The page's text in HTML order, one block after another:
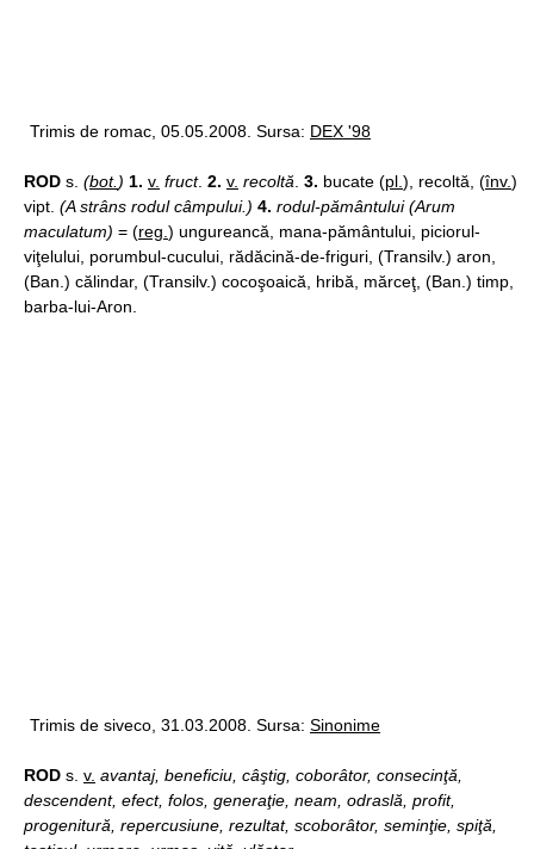
Trimis de romac, 05.05.2008. Sursa: DEX '98
ROD s. (bot. ) 1. v. fruct. 2. v. recoltă 3. bucate (pl. ), recoltă, (înv.)
vipt. (A strâns rodul câmpului.) 4. rodul-pământului (Arum
maculatum) = (reg. ) ungureancă, mana-pământului, piciorul-
viţelului, porumbul-cucului, rădăcină-de-friguri, (Transilv.) aron,
(Ban.) călindar, (Transilv.) cocoşoaică, hribă, mărceţ, (Ban.) timp,
barba-lui-Aron.
Trimis de siveco, 31.03.2008. Sursa: Sinonime
ROD s. v. avantaj, beneficiu, câştig, coborâtor, consecinţă,
descendent, efect, folos, generaţie, neam, odraslă, profit,
progenitură, repercusiune, rezultat, scoborâtor, seminţie, spiţă,